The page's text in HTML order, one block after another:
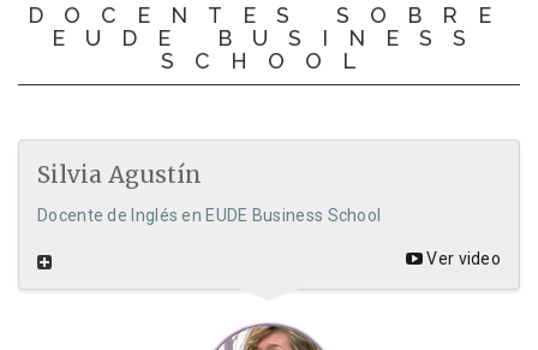
DOCENTES SOBRE
EUDE BUSINESS
SCHOOL
Silvia Agustín
Docente de Inglés en EUDE Business School
Ver video